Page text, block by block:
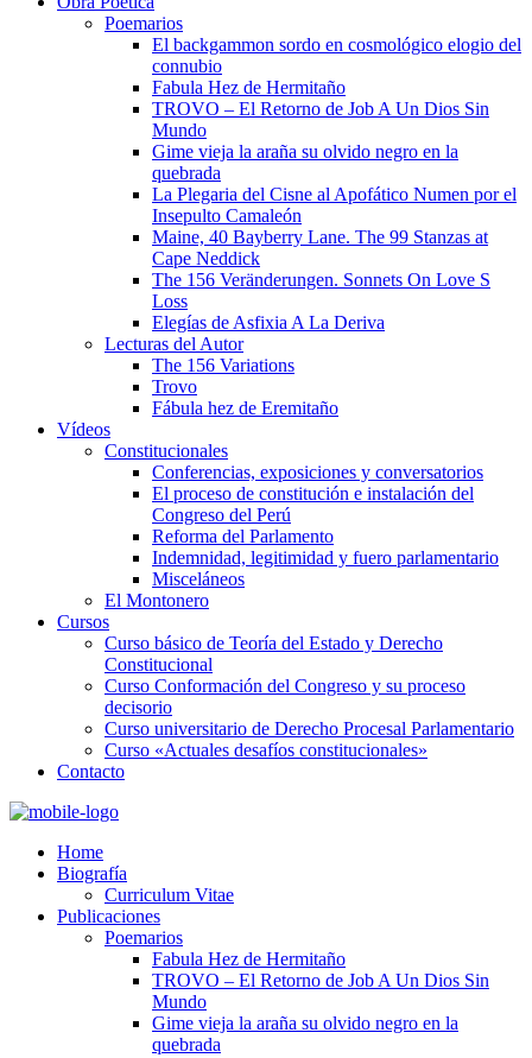
Poemarios
El backgammon sordo en cosmológico elogio del
connubio
Fabula Hez de Hermitaño
TROVO – El Retorno de Job A Un Dios Sin
Mundo
Gime vieja la araña su olvido negro en la
quebrada
La Plegaria del Cisne al Apofático Numen por el
Insepulto Camaleón
Maine, 40 Bayberry Lane. The 99 Stanzas at
Cape Neddick
The 156 Veränderungen. Sonnets On Love S
Loss
Elegías de Asfixia A La Deriva
Lecturas del Autor
The 156 Variations
Trovo
Fábula hez de Eremitaño
Vídeos
Constitucionales
Conferencias, exposiciones y conversatorios
El proceso de constitución e instalación del
Congreso del Perú
Reforma del Parlamento
Indemnidad, legitimidad y fuero parlamentario
Misceláneos
El Montonero
Cursos
Curso básico de Teoría del Estado y Derecho
Constitucional
Curso Conformación del Congreso y su proceso
decisorio
Curso universitario de Derecho Procesal Parlamentario
Curso «Actuales desafíos constitucionales»
Contacto
Home
Biografía
Curriculum Vitae​
Publicaciones
Poemarios
Fabula Hez de Hermitaño
TROVO – El Retorno de Job A Un Dios Sin
Mundo
Gime vieja la araña su olvido negro en la
quebrada